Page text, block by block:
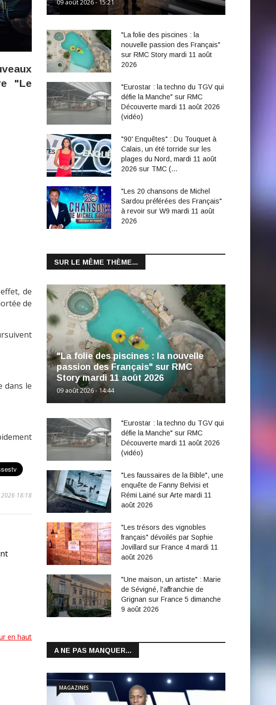
"Le
de
de
dans le
18:18
en haut
09 août 2026 - 15:21
"La folie des piscines : la
nouvelle passion des Français"
sur RMC Story mardi 11 août
2026
"Eurostar : la techno du TGV qui
défie la Manche" sur RMC
Découverte mardi 11 août 2026
(vidéo)
"90' Enquêtes" : Du Touquet à
Calais, un été torride sur les
plages du Nord, mardi 11 août
2026 sur TMC (…
"Les 20 chansons de Michel
Sardou préférées des Français"
à revoir sur W9 mardi 11 août
2026
SUR LE MÊME THÈME...
"La folie des piscines : la nouvelle
passion des Français" sur RMC
Story mardi 11 août 2026
09 août 2026 - 14:44
"Eurostar : la techno du TGV qui
défie la Manche" sur RMC
Découverte mardi 11 août 2026
(vidéo)
"Les faussaires de la Bible", une
enquête de Fanny Belvisi et
Rémi Lainé sur Arte mardi 11
août 2026
"Les trésors des vignobles
français" dévoilés par Sophie
Jovillard sur France 4 mardi 11
août 2026
"Une maison, un artiste" : Marie
de Sévigné, l'affranchie de
Grignan sur France 5 dimanche
9 août 2026
A NE PAS MANQUER...
MAGAZINES